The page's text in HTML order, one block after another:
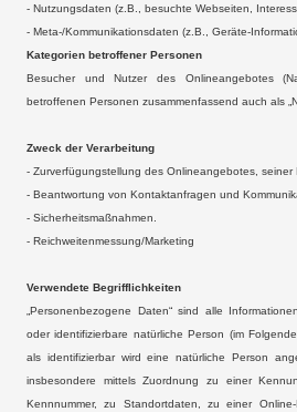
- Nutzungsdaten (z.B., besuchte Webseiten,
- Meta-/Kommunikationsdaten (z.B., Geräte-
Kategorien betroffener Personen
Besucher und Nutzer des Onlineangebotes
betroffenen Personen zusammenfassend auch als
Zweck der Verarbeitung
- Zurverfügungstellung des Onlineangebotes, seiner
- Beantwortung von Kontaktanfragen und
- Sicherheitsmaßnahmen.
- Reichweitenmessung/Marketing
Verwendete Begrifflichkeiten
„Personenbezogene Daten“ sind alle
oder identifizierbare natürliche Person (im
als identifizierbar wird eine natürliche Person
insbesondere mittels Zuordnung zu einer
Kennnummer, zu Standortdaten, zu einer